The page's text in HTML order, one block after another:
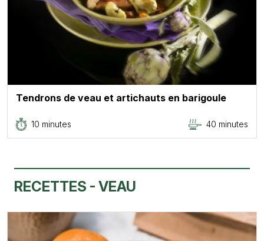
Tendrons de veau et artichauts en barigoule
10 minutes 40 minutes
RECETTES - VEAU